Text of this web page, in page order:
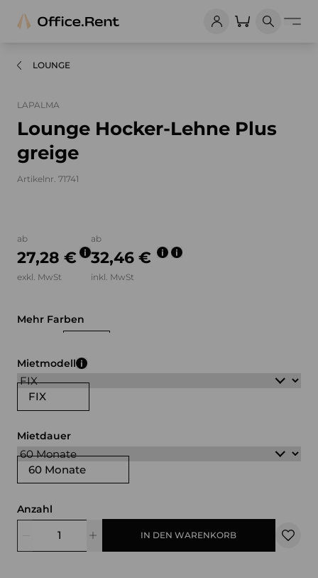
LOUNGE
LAPALMA
Lounge Hocker-Lehne Plus
greige
Artikelnr. 71741
ab
27,28 €
exkl. MwSt
ab
32,46 €
inkl. MwSt
Mehr Farben
FIX
Mietmodell
60 Monate
Mietdauer
Anzahl
IN DEN WARENKORB